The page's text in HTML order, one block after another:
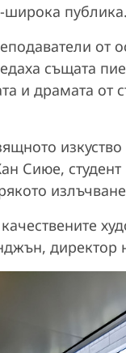
широка публика.
от
същата
и драмата от
Сиюе,
директор